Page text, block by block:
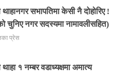
थाहानगर सभापतिमा केसी नै दोहोरिए !
चुनिए नगर सदस्यमा नामावलीसहित)
प्रेस
थाहा १ नम्बर वडाध्यक्षमा अमात्य